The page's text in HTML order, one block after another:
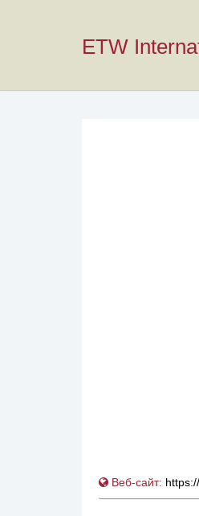
ETW
Веб-сайт: